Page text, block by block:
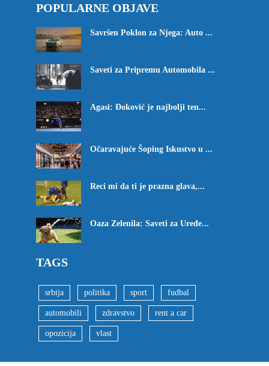
POPULARNE OBJAVE
Savršen Poklon za Njega: Auto ...
Saveti za Pripremu Automobila ...
Agasi: Đoković je najbolji ten...
Očaravajuće Šoping Iskustvo u ...
Reci mi da ti je prazna glava,...
Oaza Zelenila: Saveti za Uređe...
TAGS
srbija politika sport fudbal
automobili zdravstvo rent a car
opozicija vlast